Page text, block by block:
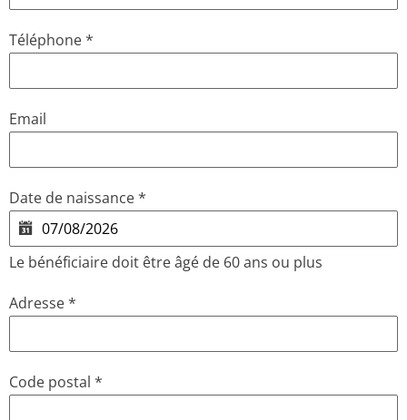
Téléphone*
Email
Date de naissance*
Le bénéficiaire doit être âgé de 60 ans ou plus
Adresse*
Code postal *